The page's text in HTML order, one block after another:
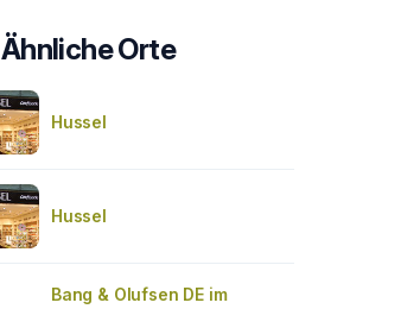
Ähnliche Orte
Hussel
Hussel
Bang & Olufsen DE im